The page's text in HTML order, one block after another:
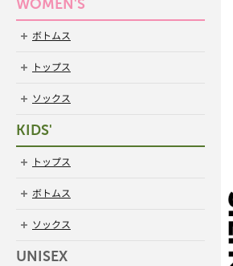
WOMEN'S
ボトムス
トップス
ソックス
KIDS'
トップス
ボトムス
ソックス
UNISEX